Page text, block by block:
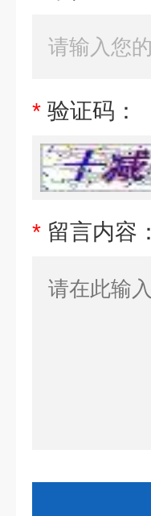
* 验证码：
* 留言内容：